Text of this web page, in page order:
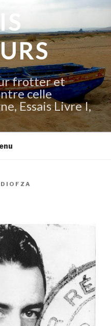
frotter et
celle
Essais Livre I,